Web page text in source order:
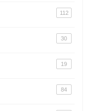
112
30
19
84